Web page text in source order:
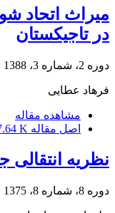
میراث اتحاد
در تاجیکستان
دوره 2، شماره 3، 1388
فرهاد عطایی
مشاهده مقاله
اصل مقاله K
نظریه
دوره 8، شماره 8، 1375